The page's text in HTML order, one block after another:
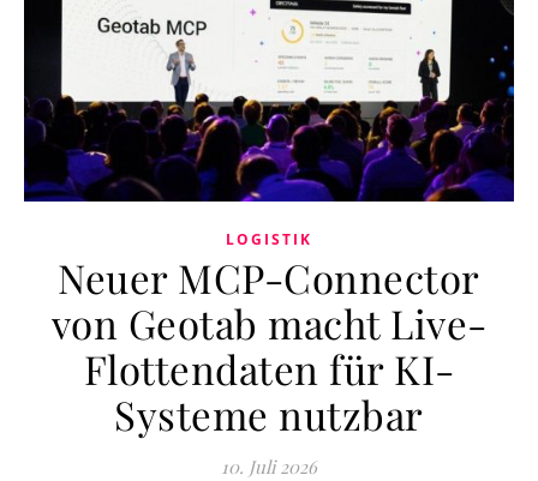
LOGISTIK
Neuer MCP-Connector
von Geotab macht Live-
Flottendaten für KI-
Systeme nutzbar
10. Juli 2026